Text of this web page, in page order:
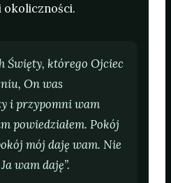
okoliczności.
Święty, którego Ojciec
On was
i przypomni wam
powiedziałem. Pokój
mój daję wam. Nie
wam daję”.